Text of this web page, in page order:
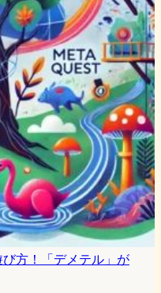
方！「デメテル」が